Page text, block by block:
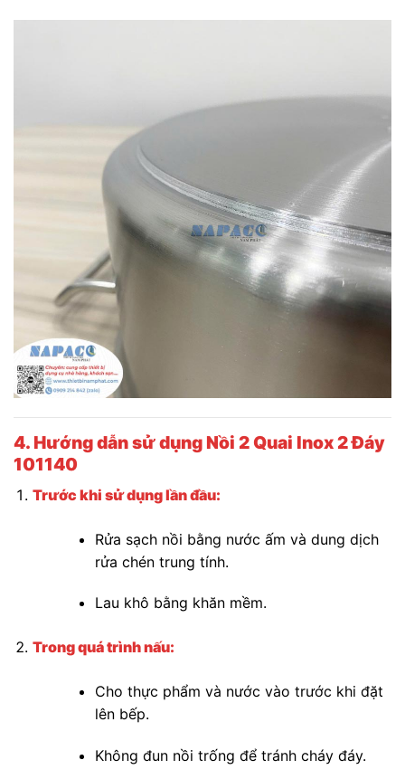
4. Hướng dẫn sử dụng Nồi 2 Quai Inox 2 Đáy
101140
Trước khi sử dụng lần đầu:
Rửa sạch nồi bằng nước ấm và dung dịch
rửa chén trung tính.
Lau khô bằng khăn mềm.
Trong quá trình nấu:
Cho thực phẩm và nước vào trước khi đặt
lên bếp.
Không đun nồi trống để tránh cháy đáy.